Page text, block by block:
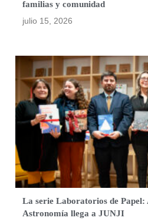
familias y comunidad
julio 15, 2026
La serie Laboratorios de Papel:
Astronomía llega a JUNJI